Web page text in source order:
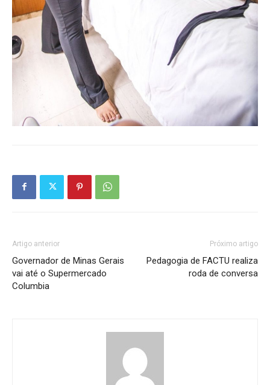
Artigo anterior
Governador de Minas Gerais
vai até o Supermercado
Columbia
Próximo artigo
Pedagogia de FACTU realiza
roda de conversa